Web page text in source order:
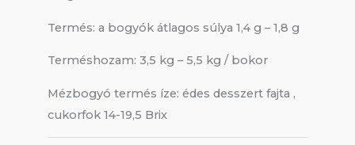
Termés: a bogyók átlagos súlya 1,4 g – 1,8 g
Terméshozam: 3,5 kg – 5,5 kg / bokor
Mézbogyó termés íze: édes desszert fajta ,
cukorfok 14-19,5 Brix